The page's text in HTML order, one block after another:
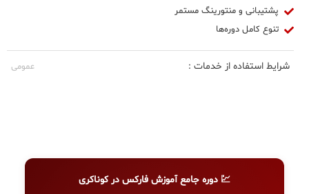
پشتیبانی و منتورینگ مستمر
تنوع کامل دوره‌ها
شرایط استفاده از خدمات : عمومی
💹 دوره جامع آموزش فارکس در کوناکری